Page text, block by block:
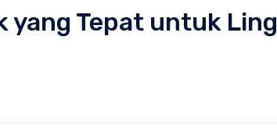
yang Tepat untuk